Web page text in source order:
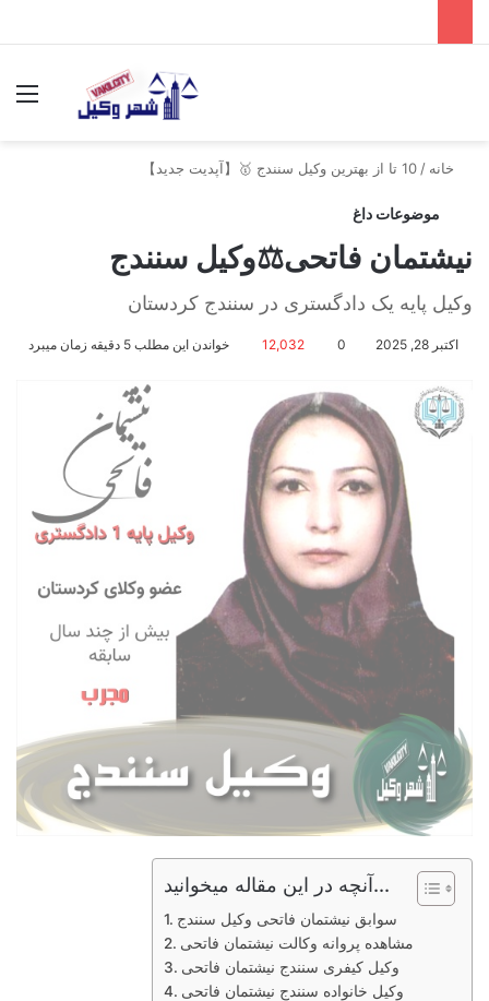
خانه / 10 تا از بهترین وکیل سنندج 🥇【آپدیت جدید】
موضوعات داغ
نیشتمان فاتحی⚖️وکیل سنندج
وکیل پایه یک دادگستری در سنندج کردستان
اکتبر 28, 2025 0
12,032 خواندن این مطلب 5 دقیقه زمان میبرد
آنچه در این مقاله میخوانید...
سوابق نیشتمان فاتحی وکیل سنندج
مشاهده پروانه وکالت نیشتمان فاتحی
وکیل کیفری سنندج نیشتمان فاتحی
وکیل خانواده سنندج نیشتمان فاتحی